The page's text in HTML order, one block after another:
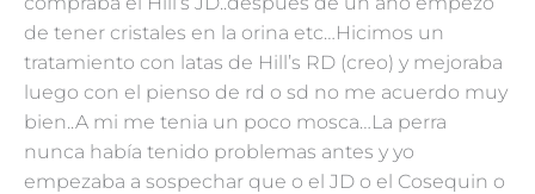
de tener cristales en la orina etc…Hicimos un
tratamiento con latas de Hill’s RD (creo) y mejoraba
luego con el pienso de rd o sd no me acuerdo muy
bien..A mi me tenia un poco mosca…La perra
nunca había tenido problemas antes y yo
empezaba a sospechar que o el JD o el Cosequin o